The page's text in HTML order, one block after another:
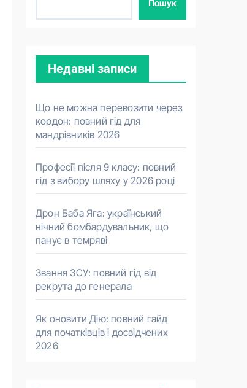
Пошук
Недавні записи
Що не можна перевозити через
кордон: повний гід для
мандрівників 2026
Професії після 9 класу: повний
гід з вибору шляху у 2026 році
Дрон Баба Яга: український
нічний бомбардувальник, що
панує в темряві
Звання ЗСУ: повний гід від
рекрута до генерала
Як оновити Дію: повний гайд
для початківців і досвідчених
2026